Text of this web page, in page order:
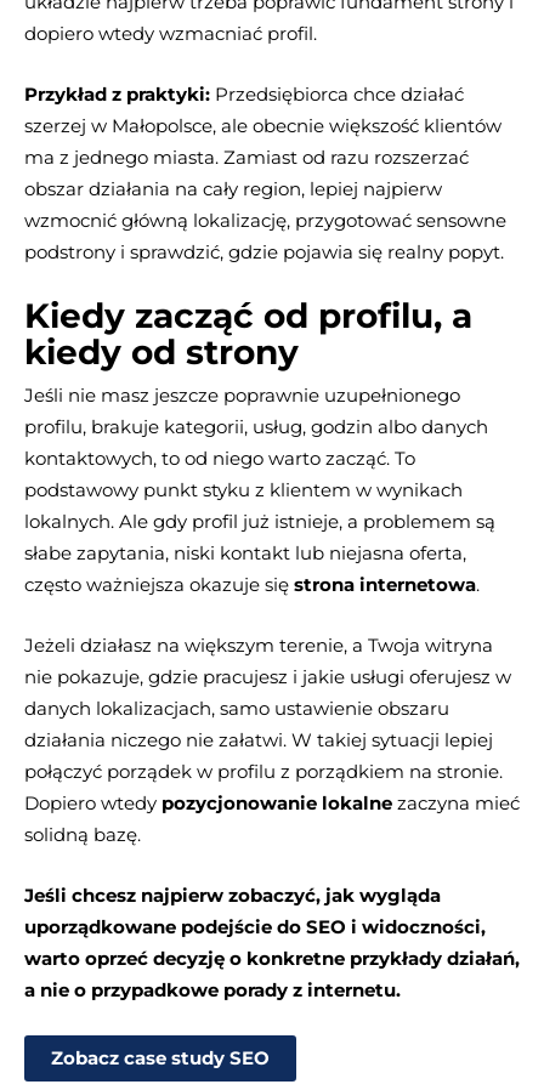
dopiero wtedy wzmacniać profil.
Przykład z praktyki: Przedsiębiorca chce działać
szerzej w Małopolsce, ale obecnie większość klientów
ma z jednego miasta. Zamiast od razu rozszerzać
obszar działania na cały region, lepiej najpierw
wzmocnić główną lokalizację, przygotować sensowne
podstrony i sprawdzić, gdzie pojawia się realny popyt.
Kiedy zacząć od profilu, a
kiedy od strony
Jeśli nie masz jeszcze poprawnie uzupełnionego
profilu, brakuje kategorii, usług, godzin albo danych
kontaktowych, to od niego warto zacząć. To
podstawowy punkt styku z klientem w wynikach
lokalnych. Ale gdy profil już istnieje, a problemem są
słabe zapytania, niski kontakt lub niejasna oferta,
często ważniejsza okazuje się strona internetowa.
Jeżeli działasz na większym terenie, a Twoja witryna
nie pokazuje, gdzie pracujesz i jakie usługi oferujesz w
danych lokalizacjach, samo ustawienie obszaru
działania niczego nie załatwi. W takiej sytuacji lepiej
połączyć porządek w profilu z porządkiem na stronie.
Dopiero wtedy pozycjonowanie lokalne zaczyna mieć
solidną bazę.
Jeśli chcesz najpierw zobaczyć, jak wygląda
uporządkowane podejście do SEO i widoczności,
warto oprzeć decyzję o konkretne przykłady działań,
a nie o przypadkowe porady z internetu.
Zobacz case study SEO